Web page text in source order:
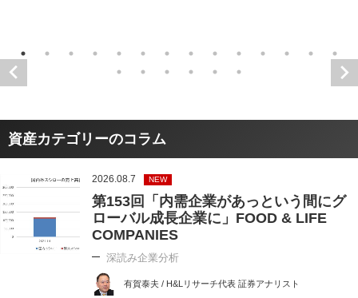
資産カテゴリーのコラム
2026.08.7 NEW
第153回「内需企業があっという間にグ
ローバル成長企業に」FOOD & LIFE
COMPANIES
深読み企業分析
有賀泰夫 / H&Lリサーチ代表 証券アナリスト